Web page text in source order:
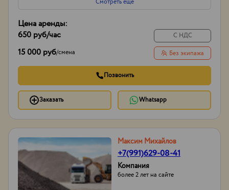
Смотреть еще
Цена аренды:
650 руб/час
15 000 руб/смена
С НДС
Без экипажа
Позвонить
Заказать Whatsapp
Максим Михайлов
+7(991)629-08-41
Компания
более 2 лет на сайте